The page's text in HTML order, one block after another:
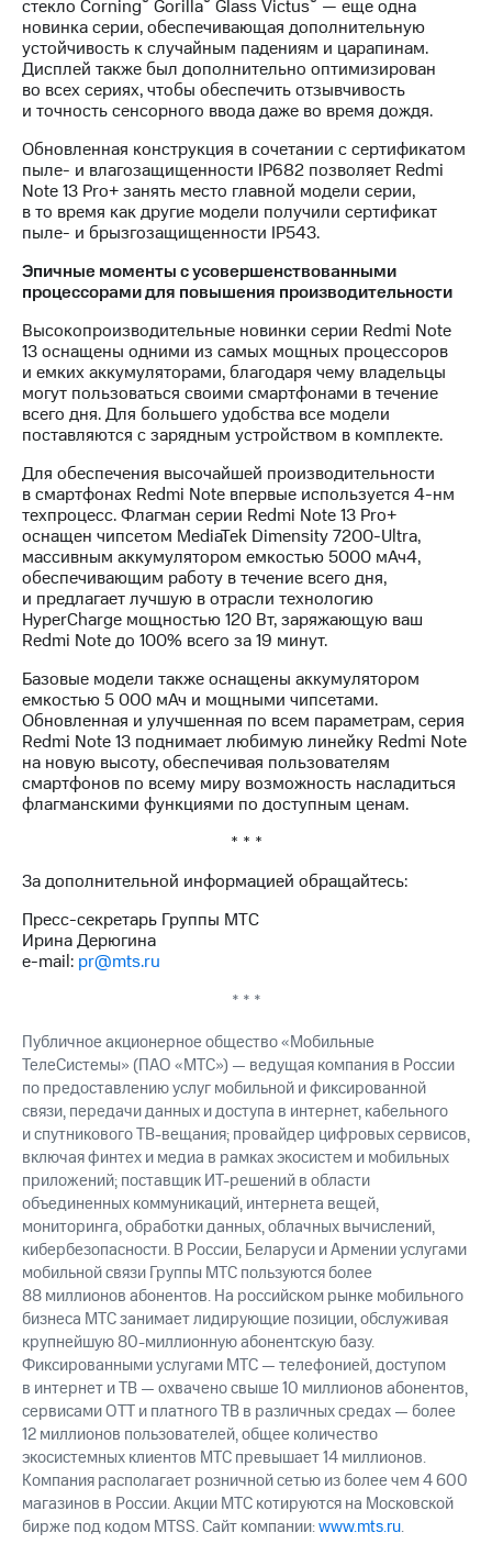
стекло Corning Gorilla Glass Victus — еще одна
новинка серии, обеспечивающая дополнительную
устойчивость к случайным падениям и царапинам.
Дисплей также был дополнительно оптимизирован
во всех сериях, чтобы обеспечить отзывчивость
и точность сенсорного ввода даже во время дождя.
Обновленная конструкция в сочетании с сертификатом
пыле- и влагозащищенности IP682 позволяет Redmi
Note 13 Pro+ занять место главной модели серии,
в то время как другие модели получили сертификат
пыле- и брызгозащищенности IP543.
Эпичные моменты с усовершенствованными
процессорами для повышения производительности
Высокопроизводительные новинки серии Redmi Note
13 оснащены одними из самых мощных процессоров
и емких аккумуляторами, благодаря чему владельцы
могут пользоваться своими смартфонами в течение
всего дня. Для большего удобства все модели
поставляются с зарядным устройством в комплекте.
Для обеспечения высочайшей производительности
в смартфонах Redmi Note впервые используется 4-нм
техпроцесс. Флагман серии Redmi Note 13 Pro+
оснащен чипсетом MediaTek Dimensity 7200-Ultra,
массивным аккумулятором емкостью 5000 мАч4,
обеспечивающим работу в течение всего дня,
и предлагает лучшую в отрасли технологию
HyperCharge мощностью 120 Вт, заряжающую ваш
Redmi Note до 100% всего за 19 минут.
Базовые модели также оснащены аккумулятором
емкостью 5 000 мАч и мощными чипсетами.
Обновленная и улучшенная по всем параметрам, серия
Redmi Note 13 поднимает любимую линейку Redmi Note
на новую высоту, обеспечивая пользователям
смартфонов по всему миру возможность насладиться
флагманскими функциями по доступным ценам.
* * *
За дополнительной информацией обращайтесь:
Пресс-секретарь Группы МТС
Ирина Дерюгина
e-mail: pr@mts.ru
* * *
Публичное акционерное общество «Мобильные
ТелеСистемы» (ПАО «МТС») — ведущая компания в России
по предоставлению услуг мобильной и фиксированной
связи, передачи данных и доступа в интернет, кабельного
и спутникового ТВ-вещания; провайдер цифровых сервисов,
включая финтех и медиа в рамках экосистем и мобильных
приложений; поставщик ИТ-решений в области
объединенных коммуникаций, интернета вещей,
мониторинга, обработки данных, облачных вычислений,
кибербезопасности. В России, Беларуси и Армении услугами
мобильной связи Группы МТС пользуются более
88 миллионов абонентов. На российском рынке мобильного
бизнеса МТС занимает лидирующие позиции, обслуживая
крупнейшую 80-миллионную абонентскую базу.
Фиксированными услугами МТС — телефонией, доступом
в интернет и ТВ — охвачено свыше 10 миллионов абонентов,
сервисами OTT и платного ТВ в различных средах — более
12 миллионов пользователей, общее количество
экосистемных клиентов МТС превышает 14 миллионов.
Компания располагает розничной сетью из более чем 4 600
магазинов в России. Акции МТС котируются на Московской
бирже под кодом MTSS. Сайт компании:www.mts.ru.